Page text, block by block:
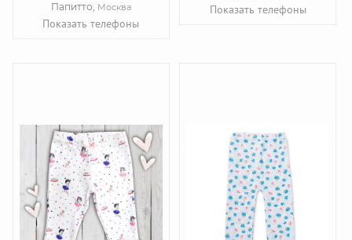
Папитто, Москва
Показать телефоны
Показать телефоны